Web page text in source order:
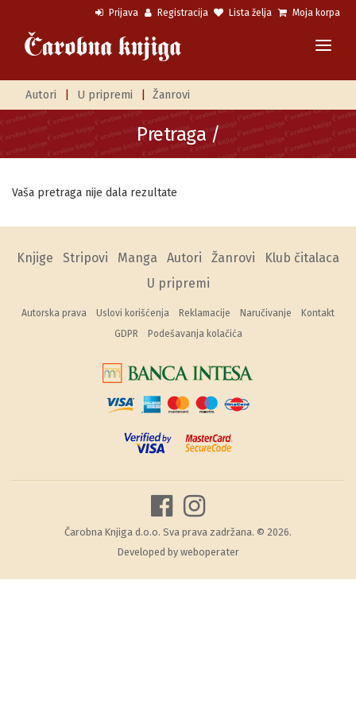
Prijava Registracija Lista želja Moja korpa
Autori U pripremi Žanrovi
Pretraga /
Vaša pretraga nije dala rezultate
Knjige Stripovi Manga Autori Žanrovi
Klub čitalaca
U pripremi
Autorska prava Uslovi korišćenja Reklamacije Naručivanje
Kontakt
GDPR
Podešavanja kolačića
Čarobna Knjiga d.o.o. Sva prava zadržana. © 2026.
Developed by weboperater